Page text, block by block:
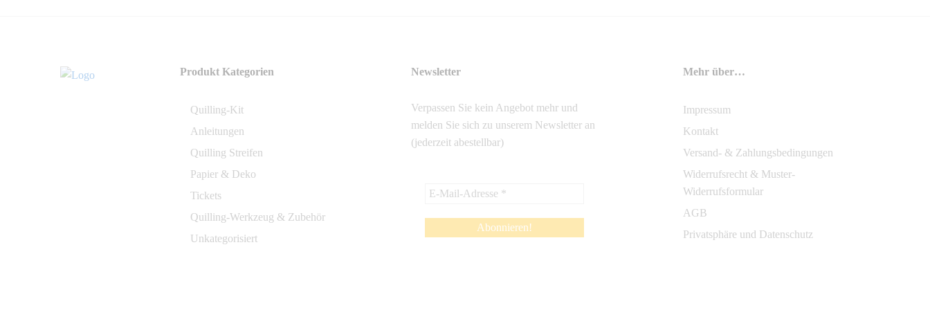
Produkt Kategorien
Quilling-Kit
Anleitungen
Quilling Streifen
Papier & Deko
Tickets
Quilling-Werkzeug & Zubehör
Unkategorisiert
Newsletter
Verpassen Sie kein Angebot mehr und
melden Sie sich zu unserem Newsletter an
(jederzeit abestellbar)
Mehr über…
Impressum
Kontakt
Versand- & Zahlungsbedingungen
Widerrufsrecht & Muster-
Widerrufsformular
AGB
Privatsphäre und Datenschutz